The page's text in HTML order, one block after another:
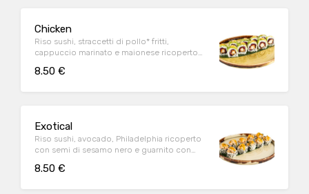
Chicken
Riso sushi, straccetti di pollo* fritti,
cappuccio marinato e maionese ricoperto
di nocciole (10 pz)
8.50 €
Exotical
Riso sushi, avocado, Philadelphia ricoperto
con semi di sesamo nero e guarnito con
8.50 €